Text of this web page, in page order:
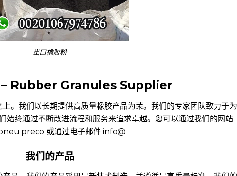
出口橡胶粉
Rubber Granules Supplier
。我们以长期提供高质量橡胶产品为荣。我们的专家团队致力于为
始终通过不断改进流程和服务来追求卓越。您可以通过我们的网站
preco 或通过电子邮件 info@
我们的产品